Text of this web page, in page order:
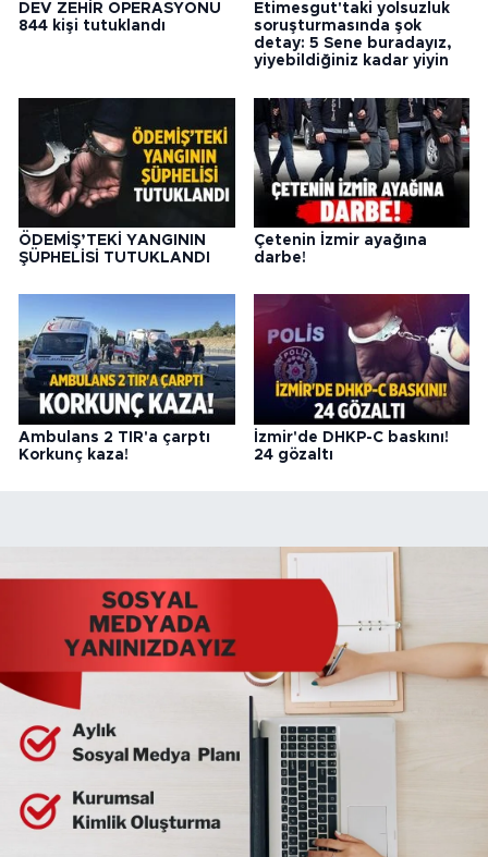
DEV ZEHİR OPERASYONU
844 kişi tutuklandı
Etimesgut'taki yolsuzluk
soruşturmasında şok
detay: 5 Sene buradayız,
yiyebildiğiniz kadar yiyin
ÖDEMİŞ’TEKİ YANGININ
ŞÜPHELİSİ TUTUKLANDI
Çetenin İzmir ayağına
darbe!
Ambulans 2 TIR'a çarptı
Korkunç kaza!
İzmir'de DHKP-C baskını!
24 gözaltı